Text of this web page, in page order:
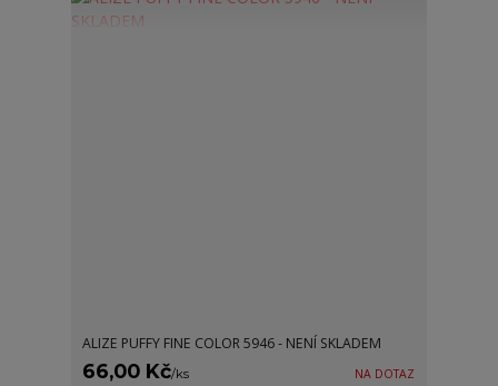
ALIZE PUFFY FINE COLOR 5946 - NENÍ SKLADEM
66,00 Kč/ks NA DOTAZ